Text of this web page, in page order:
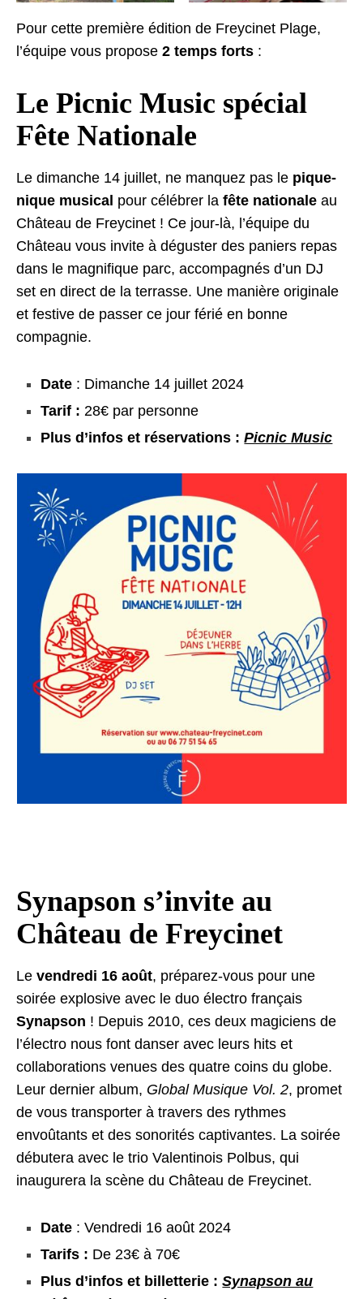
Pour cette première édition de Freycinet Plage,
l’équipe vous propose2 temps forts :
Le Picnic Music spécial
Fête Nationale
Le dimanche 14 juillet, ne manquez pas le pique-
nique musical pour célébrer la fête nationale au
Château de Freycinet ! Ce jour-là, l’équipe du
Château vous invite à déguster des paniers repas
dans le magnifique parc, accompagnés d’un DJ
set en direct de la terrasse. Une manière originale
et festive de passer ce jour férié en bonne
compagnie.
Date : Dimanche 14 juillet 2024
Tarif : 28€ par personne
Plus d’infos et réservations : Picnic Music
Synapson s’invite au
Château de Freycinet
Levendredi 16 août, préparez-vous pour une
soirée explosive avec le duo électro français
Synapson ! Depuis 2010, ces deux magiciens de
l’électro nous font danser avec leurs hits et
collaborations venues des quatre coins du globe.
Leur dernier album, Global Musique Vol. 2, promet
de vous transporter à travers des rythmes
envoûtants et des sonorités captivantes. La soirée
débutera avec le trio Valentinois Polbus, qui
inaugurera la scène du Château de Freycinet.
Date : Vendredi 16 août 2024
Tarifs : De 23€ à 70€
Plus d’infos et billetterie : Synapson au